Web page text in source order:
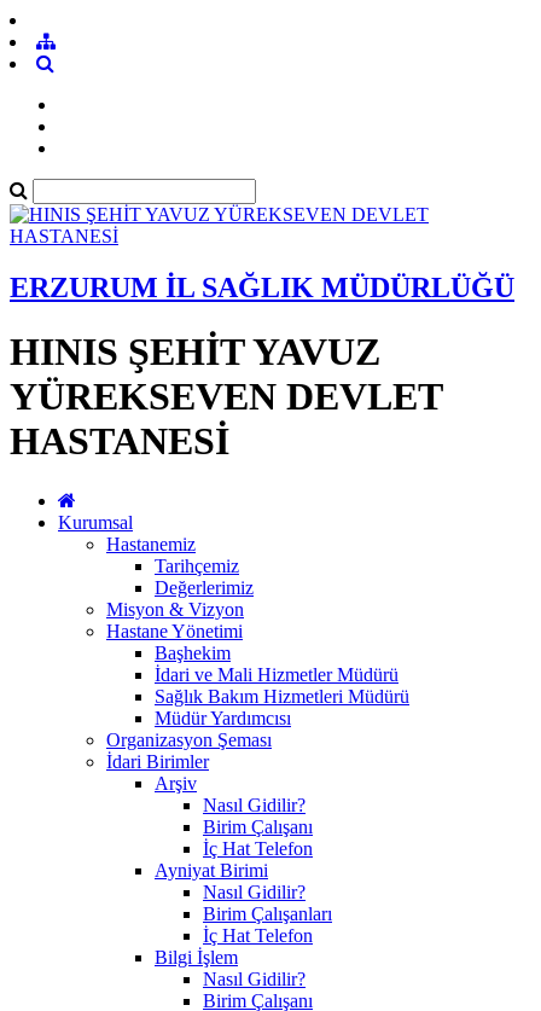
ERZURUM İL SAĞLIK MÜDÜRLÜĞÜ
HINIS ŞEHİT YAVUZ
YÜREKSEVEN DEVLET
HASTANESİ
Kurumsal
Hastanemiz
Tarihçemiz
Değerlerimiz
Misyon & Vizyon
Hastane Yönetimi
Başhekim
İdari ve Mali Hizmetler Müdürü
Sağlık Bakım Hizmetleri Müdürü
Müdür Yardımcısı
Organizasyon Şeması
İdari Birimler
Arşiv
Nasıl Gidilir?
Birim Çalışanı
İç Hat Telefon
Ayniyat Birimi
Nasıl Gidilir?
Birim Çalışanları
İç Hat Telefon
Bilgi İşlem
Nasıl Gidilir?
Birim Çalışanı